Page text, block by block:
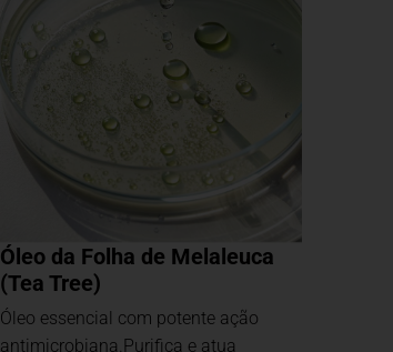
Óleo da Folha de Melaleuca
(Tea Tree)
Óleo essencial com potente ação
antimicrobiana.Purifica e atua